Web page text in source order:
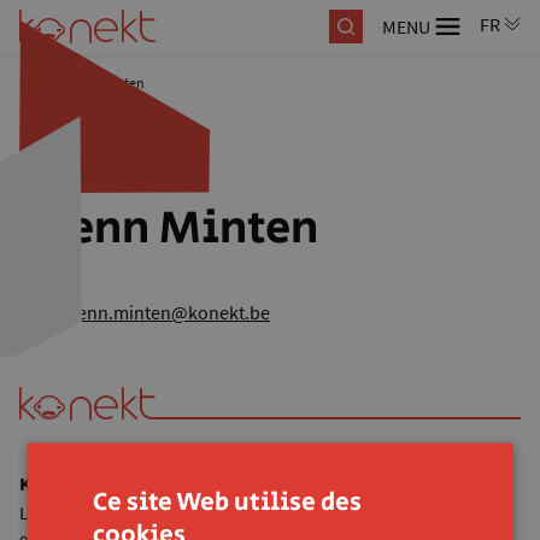
MENU
Glenn Minten
Glenn Minten
glenn.minten@konekt.be
Konekt vzw
Lijnmolenstraat 153
Ce site Web utilise des